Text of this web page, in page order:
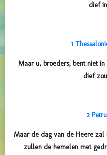
dief
1
Maar u, broeders, bent niet
dief
2
Maar de dag van de Heere zal
zullen de hemelen met